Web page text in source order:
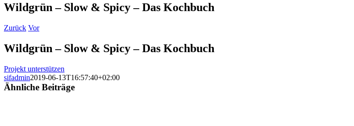
Wildgrün – Slow & Spicy – Das Kochbuch
Zurück Vor
Wildgrün – Slow & Spicy – Das Kochbuch
Projekt unterstützen
sifadmin2019-06-13T16:57:40+02:00
Ähnliche Beiträge